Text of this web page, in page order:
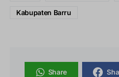
Kabupaten Barru
Share